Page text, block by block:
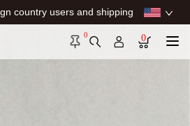
country users and shipping
0 0